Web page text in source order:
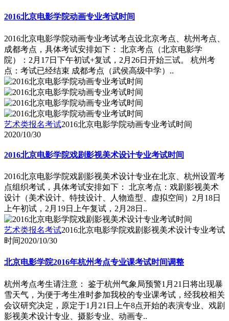
2016北京电影学院动画专业考试时间
2016北京电影学院动画专业考试考点设北京考点、杭州考点、
成都考点，具体考试安排如下： 北京考点（北京电影学
院）：2月17日下午初试+复试，2月26日开始三试。 杭州考
点：考试已经结束 成都考点（武侯高级中学）..
艺术类报名考试2016北京电影学院动画专业考试时间
2020/10/30
2016北京电影学院戏剧影视美术设计专业考试时间
2016北京电影学院戏剧影视美术设计专业在北京、杭州设置考
点组织考试，具体考试安排如下： 北京考点：戏剧影视美术
设计（美术设计、特技设计、人物造型、虚拟空间）2月18日
上午初试，2月19日上午复试，2月28日..
艺术类报名考试2016北京电影学院戏剧影视美术设计专业考试
时间2020/10/30
北京电影学院2016年杭州考点专业课考试时间调整
杭州考点考生请注意： 鉴于杭州气象局预警1月21日将出现暴
雪天气，为便于考生准时参加我校的专业课考试，经我校相关
会议研究决定，原定于1月21日上午8点开始的表演专业、戏剧
影视美术设计专业、摄影专业、动画专..